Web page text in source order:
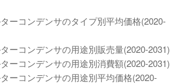
ーコンデンサのタイプ別平均価格(2020-
ーコンデンサの用途別販売量(2020-2031)
ーコンデンサの用途別消費額(2020-2031)
ーコンデンサの用途別平均価格(2020-